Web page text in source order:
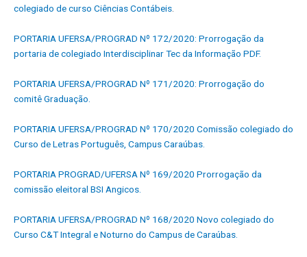
colegiado de curso Ciências Contábeis
PORTARIA UFERSA/PROGRAD Nº 172/2020: Prorrogação da
portaria de colegiado Interdisciplinar Tec da Informação PDF.
PORTARIA UFERSA/PROGRAD Nº 171/2020: Prorrogação do
comitê Graduação.
PORTARIA UFERSA/PROGRAD Nº 170/2020 Comissão colegiado do
Curso de Letras Português, Campus Caraúbas.
PORTARIA PROGRAD/UFERSA Nº 169/2020 Prorrogação da
comissão eleitoral BSI Angicos.
PORTARIA UFERSA/PROGRAD Nº 168/2020 Novo colegiado do
Curso C&T Integral e Noturno do Campus de Caraúbas.